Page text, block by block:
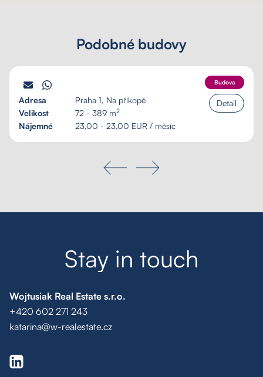
Podobné budovy
PALÁC SCHILLER
Budova
Adresa
Praha 1, Na příkopě
Velikost
72 - 389 m2
Nájemné 23,00 - 23,00 EUR / měsíc
Detail
Stay in touch
Wojtusiak Real Estate s.r.o.
+420 602 271 243
katarina@w-realestate.cz